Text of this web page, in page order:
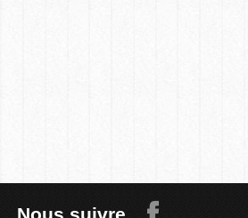
Nous suivre